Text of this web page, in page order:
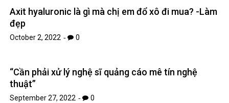
Axit hyaluronic là gì mà chị em đổ xô đi mua? -Làm
đẹp
October 2, 2022 0
“Cần phải xử lý nghệ sĩ quảng cáo mê tín nghệ
thuật”
September 27, 2022 0